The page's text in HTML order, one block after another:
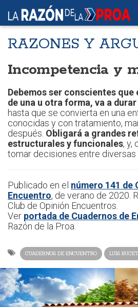
RAZONES Y
Incompetencia y
Debemos ser conscientes que
de una u otra forma, va a durar
hasta que se convierta en una
conocidas y con tratamiento,
después. Obligará a grandes
estructurales y funcionales, y,
tomar decisiones entre diversas
Publicado en el número 141 de
Encuentro, de verano de 2020.
Club de Opinión Encuentros.
Ver portada de Cuadernos de
Razón de la Proa.
CUADERNOS DE ENCUENTRO LUIS